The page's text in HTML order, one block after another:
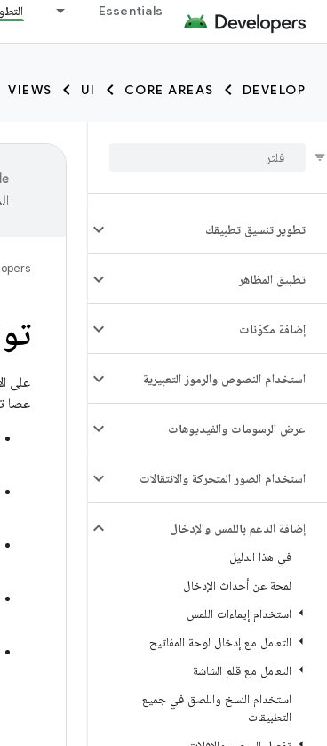
Essentials
DEVELOP
CORE AREAS
UI
VIEWS
تطوير تنسيق تطبيقك
تطبيق المظاهر
إضافة مكوّنات
استخدام النصوص والرموز التعبيرية
عرض الرسومات والفيديوهات
استخدام الصور المتحركة والانتقالات
إضافة الدعم باللمس والإدخال
في هذا الدليل
لمحة عن أحداث الإدخال
استخدام إيماءات اللمس
التعامل مع إدخال لوحة المفاتيح
التعامل مع قلم الشاشة
استخدام النسخ واللصق في جميع
التطبيقات
على
عصا